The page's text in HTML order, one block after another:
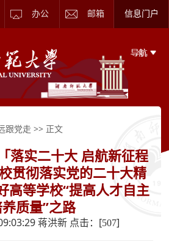
办公 邮箱 信息门户
跟党走 >> 正文
落实二十大 启航新征程
彻落实党的二十大精
高等学校“提高人才自主
质量”之路
蒋洪新 点击：[507]